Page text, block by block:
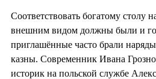
Соответствовать богатому столу
внешним видом должны были и
приглашённые часто брали
казны. Современник Ивана
историк на польской службе